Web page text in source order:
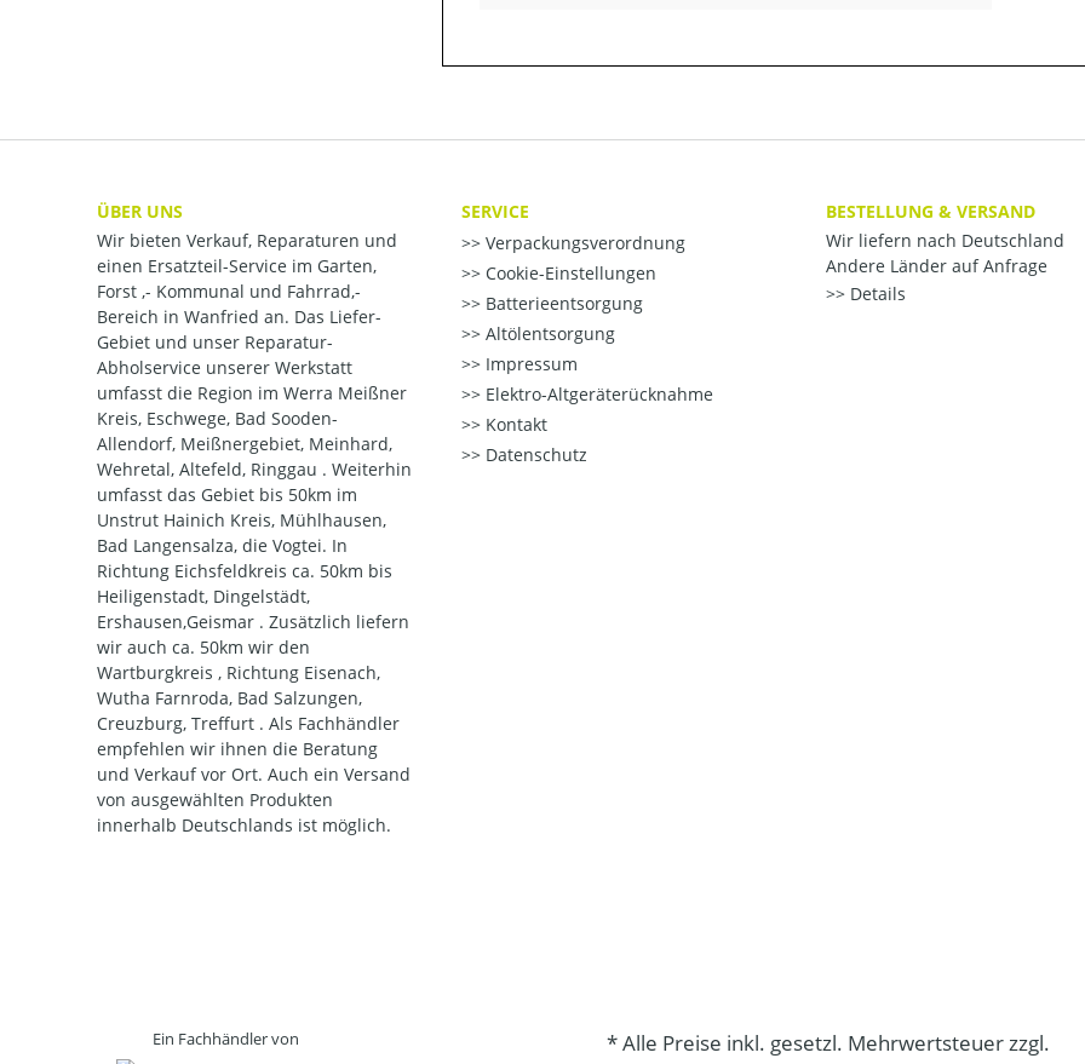
ÜBER UNS
Wir bieten Verkauf, Reparaturen und
einen Ersatzteil-Service im Garten,
Forst ,- Kommunal und Fahrrad,-
Bereich in Wanfried an. Das Liefer-
Gebiet und unser Reparatur-
Abholservice unserer Werkstatt
umfasst die Region im Werra Meißner
Kreis, Eschwege, Bad Sooden-
Allendorf, Meißnergebiet, Meinhard,
Wehretal, Altefeld, Ringgau . Weiterhin
umfasst das Gebiet bis 50km im
Unstrut Hainich Kreis, Mühlhausen,
Bad Langensalza, die Vogtei. In
Richtung Eichsfeldkreis ca. 50km bis
Heiligenstadt, Dingelstädt,
Ershausen,Geismar . Zusätzlich liefern
wir auch ca. 50km wir den
Wartburgkreis , Richtung Eisenach,
Wutha Farnroda, Bad Salzungen,
Creuzburg, Treffurt . Als Fachhändler
empfehlen wir ihnen die Beratung
und Verkauf vor Ort. Auch ein Versand
von ausgewählten Produkten
innerhalb Deutschlands ist möglich.
SERVICE
Verpackungsverordnung
Cookie-Einstellungen
Batterieentsorgung
Altölentsorgung
Impressum
Elektro-Altgeräterücknahme
Kontakt
Datenschutz
BESTELLUNG & VERSAND
Wir liefern nach Deutschland
Andere Länder auf Anfrage
Details
Ein Fachhändler von
* Alle Preise inkl. gesetzl. Mehrwertsteuer zzgl.